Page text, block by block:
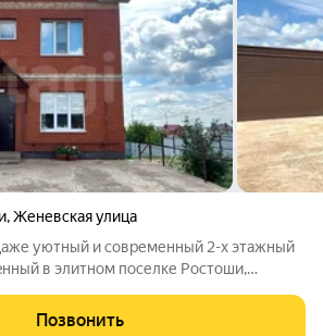
,Женевская улица
уютный и современный 2-х этажный
в элитном пoселке Ростоши,
газовый котел с регулятором
Позвонить